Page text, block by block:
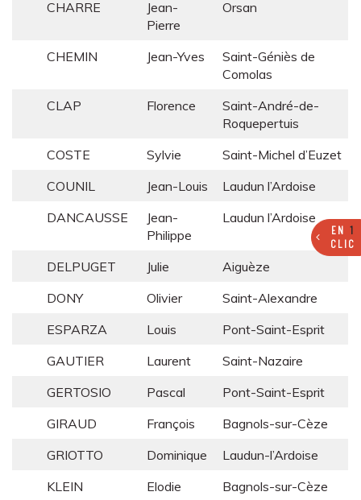
CHARRE
Jean-
Pierre
Orsan
CHEMIN Jean-Yves
Saint-Géniès de
Comolas
CLAP
Florence
Saint-André-de-
Roquepertuis
COSTE
Sylvie
Saint-Michel d’Euzet
COUNIL
Jean-Louis
Laudun l’Ardoise
DANCAUSSE
Jean-
Philippe
Laudun l’Ardoise
DELPUGET Julie
Aiguèze
DONY
Olivier
Saint-Alexandre
ESPARZA
Louis
Pont-Saint-Esprit
GAUTIER
Laurent
Saint-Nazaire
GERTOSIO
Pascal
Pont-Saint-Esprit
GIRAUD
François
Bagnols-sur-Cèze
GRIOTTO
Dominique
Laudun-l’Ardoise
KLEIN
Elodie
Bagnols-sur-Cèze
EN1
CLIC